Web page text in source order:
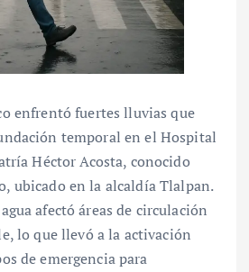
enfrentó fuertes lluvias que
temporal en el Hospital
Héctor Acosta, conocido
ubicado en la alcaldía Tlalpan.
afectó áreas de circulación
lo que llevó a la activación
de emergencia para